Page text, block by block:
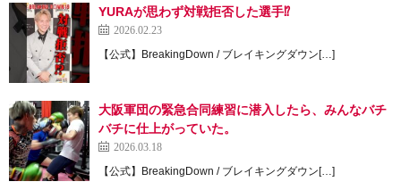
YURAが思わず対戦拒否した選手⁉︎
2026.02.23
【公式】BreakingDown / ブレイキングダウン[…]
大阪軍団の緊急合同練習に潜入したら、みんなバチ
バチに仕上がっていた。
2026.03.18
【公式】BreakingDown / ブレイキングダウン[…]